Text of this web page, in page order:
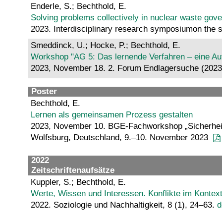
Enderle, S.; Bechthold, E.
Solving problems collectively in nuclear waste
2023. Interdisciplinary research symposiumon
Smeddinck, U.; Hocke, P.; Bechthold, E.
Workshop "AG 5: Das lernende Verfahren – eine
2023, November 18. 2. Forum Endlagersuche
Poster
Bechthold, E.
Lernen als gemeinsamen Prozess gestalten
2023, November 10. BGE-Fachworkshop
Wolfsburg, Deutschland, 9.–10. November 2023
2022
Zeitschriftenaufsätze
Kuppler, S.; Bechthold, E.
Werte, Wissen und Interessen. Konflikte im
2022. Soziologie und Nachhaltigkeit, 8 (1), 24–63.